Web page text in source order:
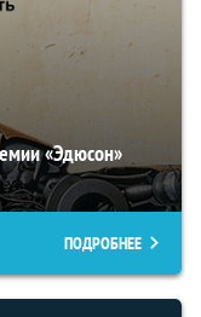
«Эдюсон»
ПОДРОБНЕЕ